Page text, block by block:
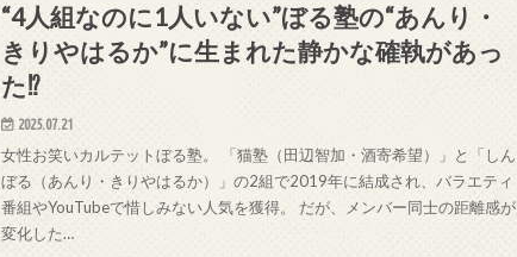
“4人組なのに1人いない”ぼる塾の“あんり・
きりやはるか”に生まれた静かな確執があっ
た⁉
2025.07.21
女性お笑いカルテットぼる塾。 「猫塾（田辺智加・酒寄希望）」と「しん
ぼる（あんり・きりやはるか）」の2組で2019年に結成され、バラエティ
番組やYouTubeで惜しみない人気を獲得。 だが、メンバー同士の距離感が
変化した…